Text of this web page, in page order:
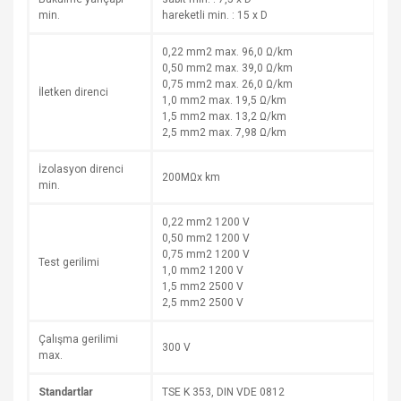
min.
hareketli min. : 15 x D
İletken direnci
0,22 mm2 max. 96,0 Ω/km
0,50 mm2 max. 39,0 Ω/km
0,75 mm2 max. 26,0 Ω/km
1,0 mm2 max. 19,5 Ω/km
1,5 mm2 max. 13,2 Ω/km
2,5 mm2 max. 7,98 Ω/km
İzolasyon direnci
min.
200MΩx km
Test gerilimi
0,22 mm2 1200 V
0,50 mm2 1200 V
0,75 mm2 1200 V
1,0 mm2 1200 V
1,5 mm2 2500 V
2,5 mm2 2500 V
Çalışma gerilimi
max.
300 V
Standartlar TSE K 353, DIN VDE 0812